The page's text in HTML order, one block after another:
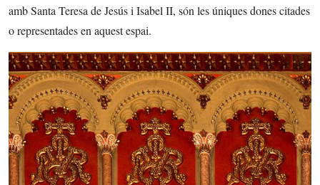
amb Santa Teresa de Jesús i Isabel II, són les úniques dones citades
o representades en aquest espai.